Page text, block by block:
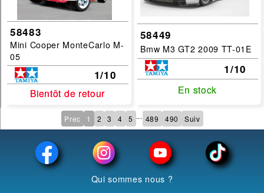
58483
Mini Cooper MonteCarlo M-
05
1/10
Bientôt de retour
Bientôt de retour
58449
Bmw M3 GT2 2009 TT-01E
1/10
En stock
En stock
Prec 1 2 3 4 5 ... 489 490 Suiv
Qui sommes nous ?